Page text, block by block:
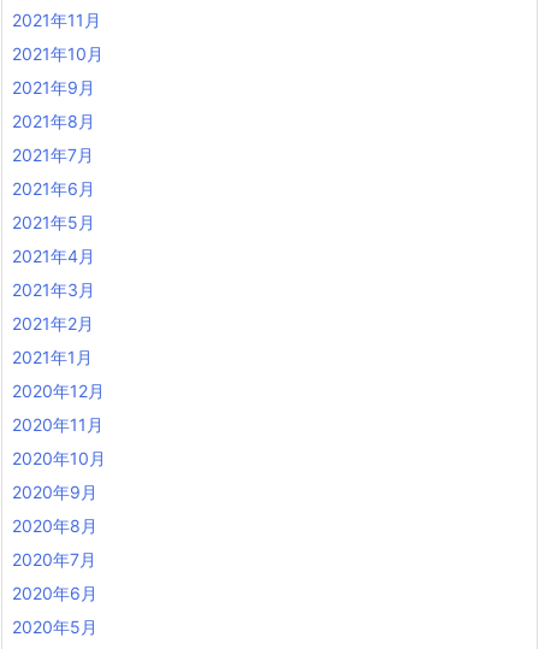
2021年11月
2021年10月
2021年9月
2021年8月
2021年7月
2021年6月
2021年5月
2021年4月
2021年3月
2021年2月
2021年1月
2020年12月
2020年11月
2020年10月
2020年9月
2020年8月
2020年7月
2020年6月
2020年5月